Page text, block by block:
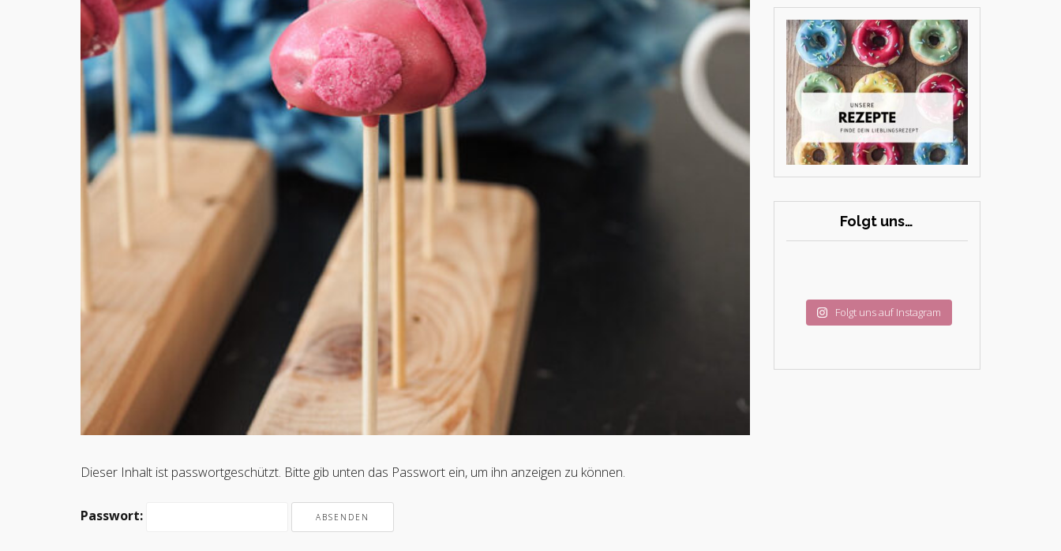
Dieser Inhalt ist passwortgeschützt. Bitte gib unten das Passwort ein, um ihn anzeigen zu können.
Passwort:
Folgt uns…
Folgt uns auf Instagram